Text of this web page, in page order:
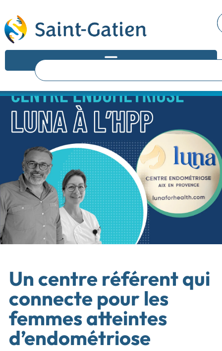
Un centre référent qui
connecte pour les
femmes atteintes
d’endométriose